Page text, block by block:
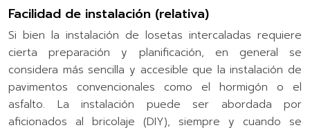
Facilidad de instalación (relativa)
Si bien la instalación de losetas intercaladas requiere
cierta preparación y planificación, en general se
considera más sencilla y accesible que la instalación de
pavimentos convencionales como el hormigón o el
asfalto. La instalación puede ser abordada por
aficionados al bricolaje (DIY), siempre y cuando se